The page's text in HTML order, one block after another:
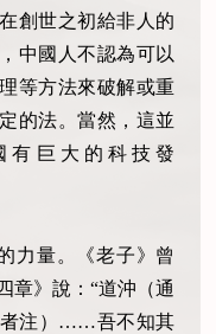
創世之初給非人的
中國人不認為可以
等方法來破解或重
的法。當然，這並
有巨大的科技發
力量。《老子》曾
章》說：“道沖（通
注）……吾不知其